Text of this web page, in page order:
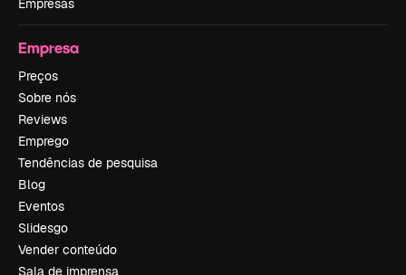
Empresas
Empresa
Preços
Sobre nós
Reviews
Emprego
Tendências de pesquisa
Blog
Eventos
Slidesgo
Vender conteúdo
Sala de imprensa